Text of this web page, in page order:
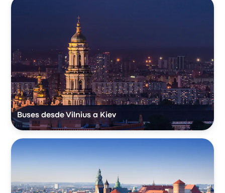
Buses desde Vilnius a Kiev